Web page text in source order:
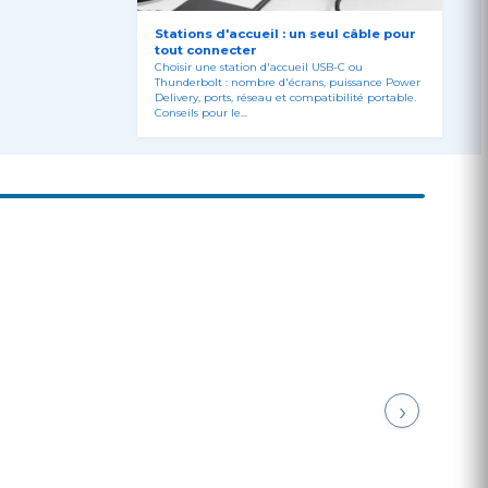
Stations d'accueil : un seul câble pour
tout connecter
Choisir une station d'accueil USB-C ou
Thunderbolt : nombre d'écrans, puissance Power
Delivery, ports, réseau et compatibilité portable.
Conseils pour le...
›